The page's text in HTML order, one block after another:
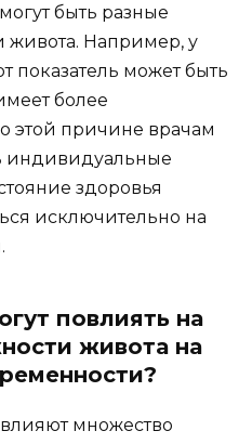
быть разные
живота. Например, у
показатель может быть
более
причине врачам
индивидуальные
здоровья
исключительно на
повлиять на
живота на
множество